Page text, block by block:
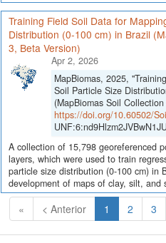
Training Field Soil Data for
Distribution (0-100 cm) in Brazil
3, Beta Version)
Apr 2, 2026
MapBiomas, 2025,
Soil Particle Size
(MapBiomas Soil
https://doi.org/10.60502/
A collection of 15,798 georeferenced
layers, which were used to train
particle size distribution (0-100 cm) in
development of maps of clay, silt,
« < Anterior 1 (Atual)
2 3